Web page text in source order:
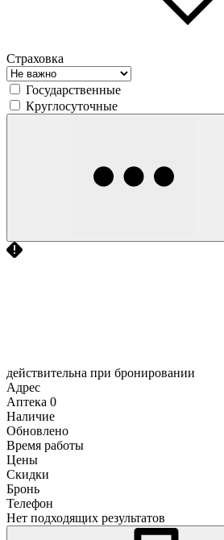
Страховка
Государственные
Круглосуточные
действительна при бронировании
Адрес
Аптека 0
Наличие
Обновлено
Время работы
Цены
Скидки
Бронь
Телефон
Нет подходящих результатов